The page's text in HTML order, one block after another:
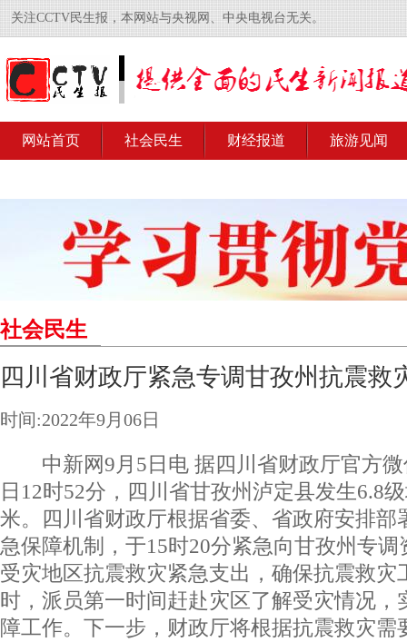
关注CCTV民生报，本网站与央视网、中央电视台无关。
网站首页 社会民生 财经报道 旅游见闻
社会民生
四川省财政厅紧急专调甘孜州抗震救
时间:2022年9月06日
中新网9月5日电 据四川省财政厅官方微
日12时52分，四川省甘孜州泸定县发生6.8
米。四川省财政厅根据省委、省政府安排部
急保障机制，于15时20分紧急向甘孜州专调
受灾地区抗震救灾紧急支出，确保抗震救灾
时，派员第一时间赶赴灾区了解受灾情况，
障工作。下一步，财政厅将根据抗震救灾需